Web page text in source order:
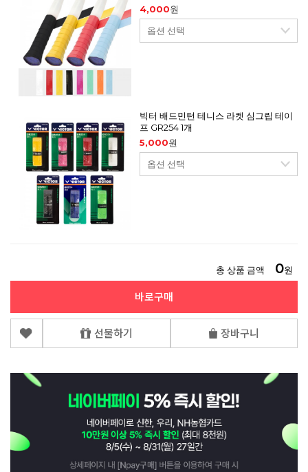
4,000원
빅터 배드민턴 테니스 라켓 심그립 테이
프 GR254 1개
5,000원
총 상품 금액 0원
바로구매
선물하기 장바구니